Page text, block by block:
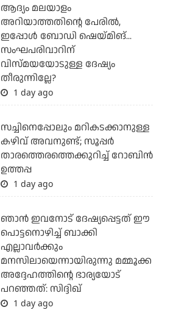
ആദ്യം മലയാളം
അറിയാത്തതിന്റെ പേരില്‍,
ഇപ്പോള്‍ ബോഡി ഷെയ്മിങ്...
സംഘപരിവാറിന്
വിസ്മയയോടുള്ള ദേഷ്യം
തീരുന്നില്ലേ?
1 day ago
സച്ചിനെപ്പോലും മറികടക്കാനുള്ള
കഴിവ് അവനുണ്ട്; സൂപ്പര്‍
താരത്തെരത്തെക്കുറിച്ച് റോബിന്‍
ഉത്തപ്പ
1 day ago
ഞാന്‍ ഇവനോട് ദേഷ്യപ്പെട്ടത് ഈ
പൊട്ടനൊഴിച്ച് ബാക്കി
എല്ലാവര്‍ക്കും
മനസിലായെന്നായിരുന്നു മമ്മൂക്ക
അദ്ദേഹത്തിന്റെ ഭാര്യയോട്
പറഞ്ഞത്: സിദ്ദിഖ്
1 day ago